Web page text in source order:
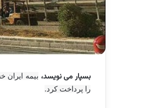
بسپار می نویسد،
را پرداخت کرد.